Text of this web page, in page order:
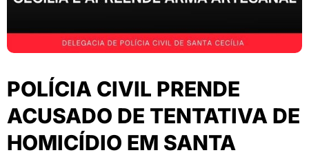
POLÍCIA CIVIL PRENDE
ACUSADO DE TENTATIVA DE
HOMICÍDIO EM SANTA